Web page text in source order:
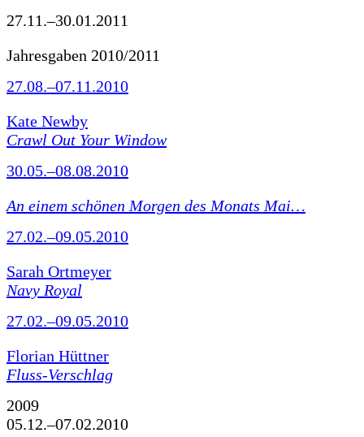
27.11.–30.01.2011
Jahresgaben 2010/2011
27.08.–07.11.2010
Kate Newby
Crawl Out Your Window
30.05.–08.08.2010
An einem schönen Morgen des Monats Mai…
27.02.–09.05.2010
Sarah Ortmeyer
Navy Royal
27.02.–09.05.2010
Florian Hüttner
Fluss-Verschlag
2009
05.12.–07.02.2010